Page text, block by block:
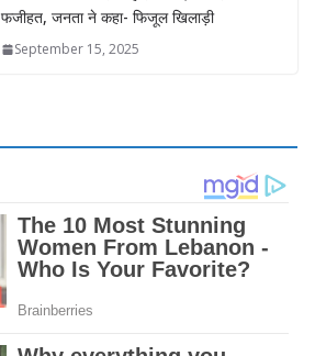
फजीहत, जनता ने कहा- फिजूल खिलाड़ी
September 15, 2025